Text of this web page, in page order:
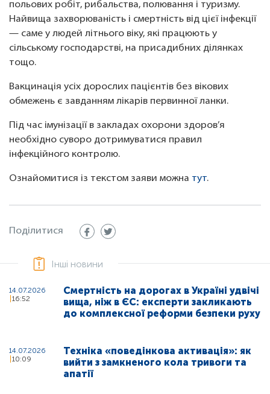
польових робіт, рибальства, полювання і туризму.
Найвища захворюваність і смертність від цієї інфекції
— саме у людей літнього віку, які працюють у
сільському господарстві, на присадибних ділянках
тощо.
Вакцинація усіх дорослих пацієнтів без вікових
обмежень є завданням лікарів первинної ланки.
Під час імунізації в закладах охорони здоров’я
необхідно суворо дотримуватися правил
інфекційного контролю.
Ознайомитися із текстом заяви можна тут.
Поділитися
Інші новини
14.07.2026
16:52
Смертність на дорогах в Україні удвічі
вища, ніж в ЄС: експерти закликають
до комплексної реформи безпеки руху
14.07.2026
10:09
Техніка «поведінкова активація»: як
вийти з замкненого кола тривоги та
апатії